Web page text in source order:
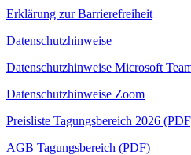
Erklärung zur Barrierefreiheit
Datenschutzhinweise
Datenschutzhinweise Microsoft
Datenschutzhinweise Zoom
Preisliste Tagungsbereich 2026
AGB Tagungsbereich (PDF)